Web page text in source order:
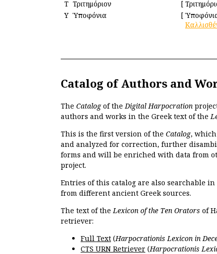
Τ Τριτημόριον [
Υ Ὑποφόνια [
Catalog of Authors and
The Catalogof theDigital Harpocration
authors and works in the Greek text of the
This is the first version of the Catalog,
and analyzed for correction, further
forms and will be enriched with data from
project.
Entries of this catalog are also searchable
from different ancient Greek sources.
The text of theLexicon of the Ten Orators of
retriever:
Full Text (Harpocrationis Lexicon in
CTS URN Retriever (Harpocrationis